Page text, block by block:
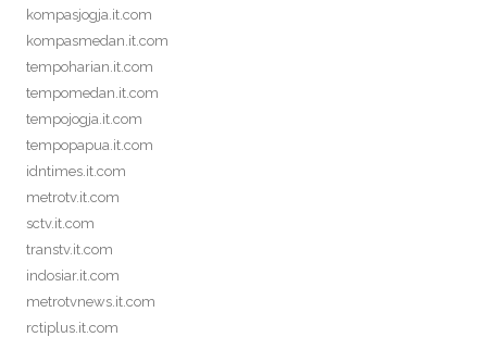
kompasjogja.it.com
kompasmedan.it.com
tempoharian.it.com
tempomedan.it.com
tempojogja.it.com
tempopapua.it.com
idntimes.it.com
metrotv.it.com
sctv.it.com
transtv.it.com
indosiar.it.com
metrotvnews.it.com
rctiplus.it.com